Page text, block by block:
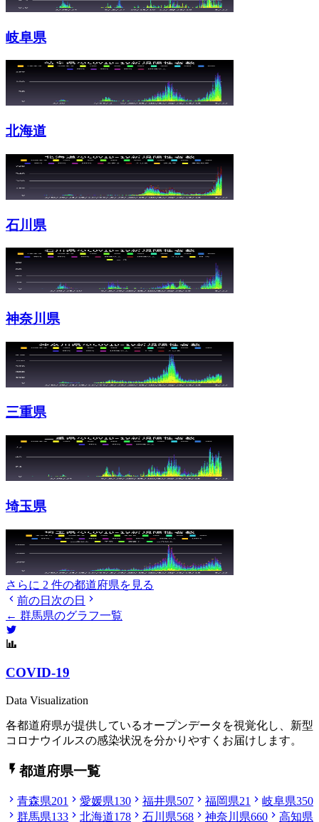
岐阜県
北海道
石川県
神奈川県
三重県
埼玉県
さらに 2 件の都道府県を見る
前の日 次の日
← 群馬県のグラフ一覧
COVID-19
Data Visualization
各都道府県が提供しているオープンデータを視覚化し、新型
コロナウイルスの感染状況を分かりやすくお届けします。
都道府県一覧
青森県201 愛媛県130 福井県507 福岡県21 岐阜県350
群馬県133 北海道178 石川県568 神奈川県660 高知県